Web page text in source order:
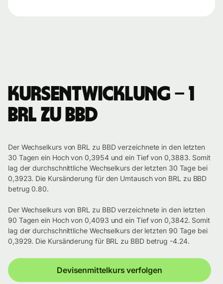
Kursentwicklung – 1
BRL zu BBD
Der Wechselkurs von BRL zu BBD verzeichnete in den letzten
30 Tagen ein Hoch von 0,3954 und ein Tief von 0,3883. Somit
lag der durchschnittliche Wechselkurs der letzten 30 Tage bei
0,3923. Die Kursänderung für den Umtausch von BRL zu BBD
betrug 0.80.
Der Wechselkurs von BRL zu BBD verzeichnete in den letzten
90 Tagen ein Hoch von 0,4093 und ein Tief von 0,3842. Somit
lag der durchschnittliche Wechselkurs der letzten 90 Tage bei
0,3929. Die Kursänderung für BRL zu BBD betrug -4.24.
Devisenmittelkurs verfolgen